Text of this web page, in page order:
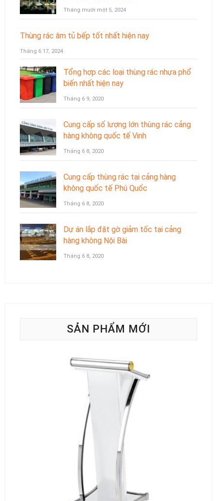
Tháng mười một 5, 2024
Thùng rác âm tủ bếp tốt nhất hiện nay
Tháng 6 17, 2024
Tổng hợp các loại thùng rác nhựa phổ
biến nhất hiện nay
Tháng 6 9, 2020
Cung cấp số lượng lớn thùng rác cảng
hàng không quốc tế Vinh
Tháng 6 8, 2020
Cung cấp thùng rác tại cảng hàng
không quốc tế Phú Quốc
Tháng 6 8, 2020
Dự án lắp đặt gờ giảm tốc tại cảng
hàng không Nội Bài
Tháng 6 8, 2020
SẢN PHẨM MỚI